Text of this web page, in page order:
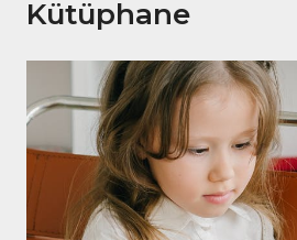
Kütüphane